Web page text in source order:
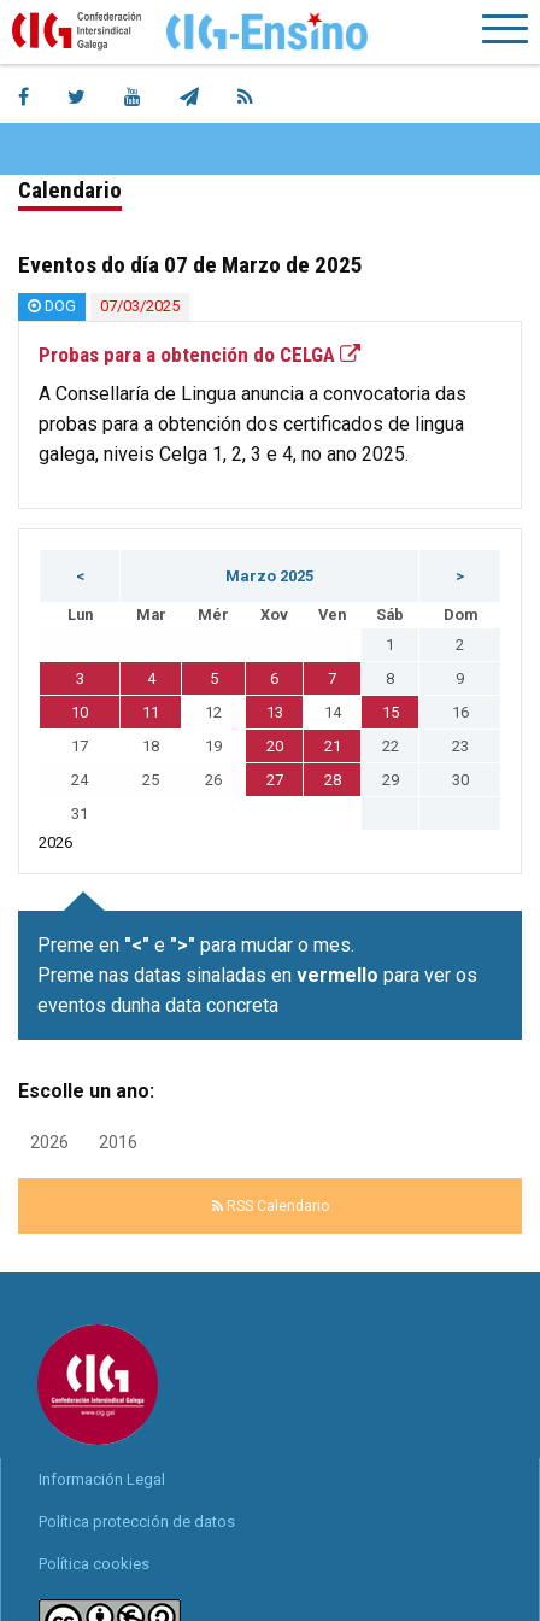
Calendario
Eventos do día 07 de Marzo de 2025
DOG 07/03/2025
Probas para a obtención do CELGA
A Consellaría de Lingua anuncia a convocatoria das
probas para a obtención dos certificados de lingua
galega, niveis Celga 1, 2, 3 e 4, no ano 2025.
< Marzo 2025 >
Lun Mar Mér Xov Ven Sáb
Dom
1
2
3
4 5 6 7 8
9
10
11 12 13 14 15
16
17
18 19 20 21 22
23
24
25 26 27 28 29
30
31
2026
Preme en "<" e ">" para mudar o mes.
Preme nas datas sinaladas en vermello para ver os
eventos dunha data concreta
Escolle un ano:
2026 2016
RSS Calendario
Información Legal
Política protección de datos
Política cookies